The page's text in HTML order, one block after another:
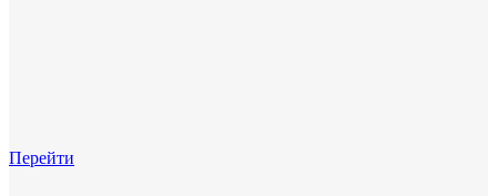
Перейти